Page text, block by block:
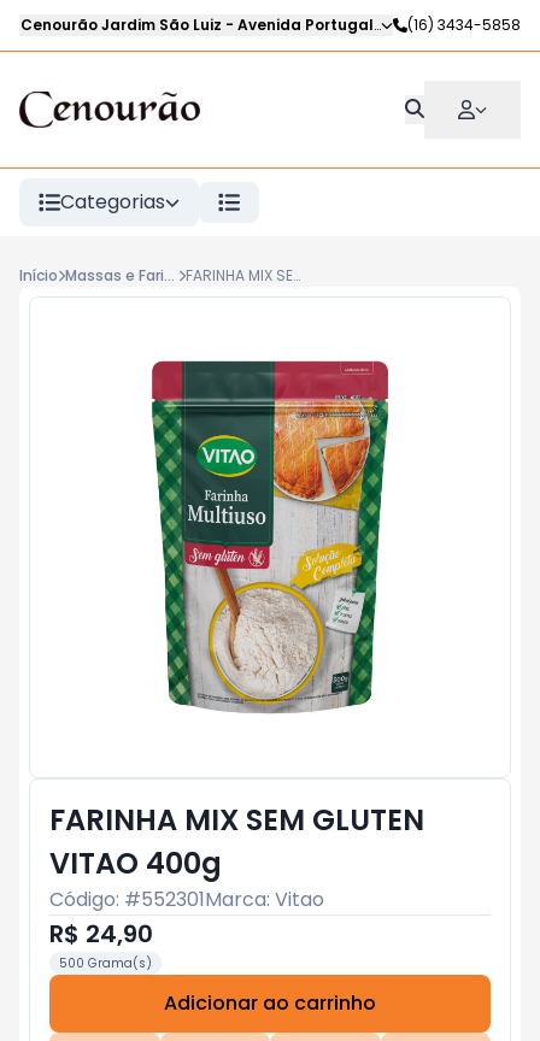
Cenourão Jardim São Luiz - Avenida Portugal, Ribeirão Preto-SP
(16) 3434-5858
Categorias
Início Massas e Farináceos FARINHA MIX SEM GLUTEN VITAO 400g
FARINHA MIX SEM GLUTEN
VITAO 400g
Código: #552301Marca: Vitao
R$ 24,90
500 Grama(s)
Adicionar ao carrinho